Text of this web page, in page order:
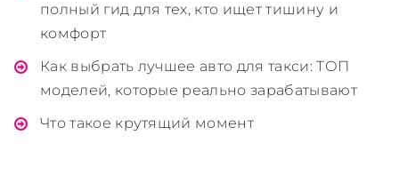
полный гид для тех, кто ищет тишину и
комфорт
Как выбрать лучшее авто для такси: ТОП
моделей, которые реально зарабатывают
Что такое крутящий момент